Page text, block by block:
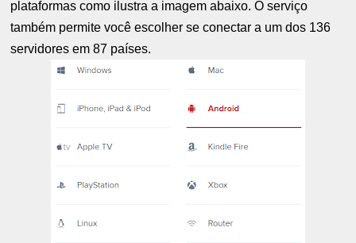
plataformas como ilustra a imagem abaixo. O serviço
também permite você escolher se conectar a um dos 136
servidores em 87 países.